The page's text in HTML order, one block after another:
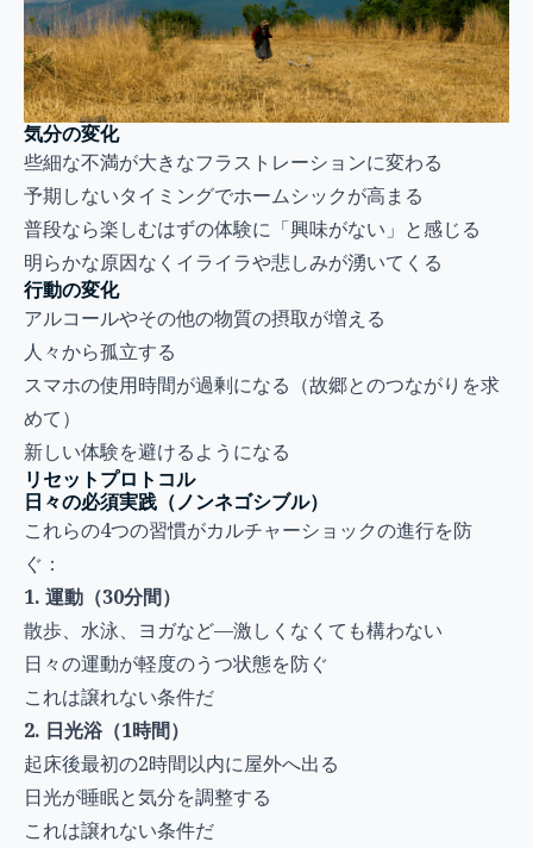
気分の変化
些細な不満が大きなフラストレーションに変わる
予期しないタイミングでホームシックが高まる
普段なら楽しむはずの体験に「興味がない」と感じる
明らかな原因なくイライラや悲しみが湧いてくる
行動の変化
アルコールやその他の物質の摂取が増える
人々から孤立する
スマホの使用時間が過剰になる（故郷とのつながりを求
めて）
新しい体験を避けるようになる
リセットプロトコル
日々の必須実践（ノンネゴシブル）
これらの4つの習慣がカルチャーショックの進行を防
ぐ：
1. 運動（30分間）
散歩、水泳、ヨガなど—激しくなくても構わない
日々の運動が軽度のうつ状態を防ぐ
これは譲れない条件だ
2. 日光浴（1時間）
起床後最初の2時間以内に屋外へ出る
日光が睡眠と気分を調整する
これは譲れない条件だ